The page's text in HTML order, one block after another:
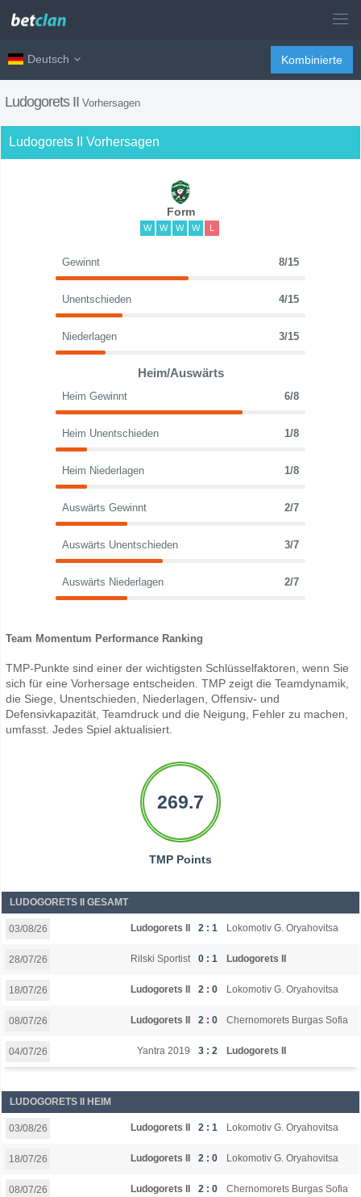
Deutsch Kombinierte
Ludogorets II Vorhersagen
Ludogorets II Vorhersagen
Form
W W W W L
Gewinnt 8/15
Unentschieden 4/15
Niederlagen 3/15
Heim/Auswärts
Heim Gewinnt 6/8
Heim Unentschieden 1/8
Heim Niederlagen 1/8
Auswärts Gewinnt 2/7
Auswärts Unentschieden 3/7
Auswärts Niederlagen 2/7
Team Momentum Performance Ranking
TMP-Punkte sind einer der wichtigsten Schlüsselfaktoren, wenn Sie
sich für eine Vorhersage entscheiden. TMP zeigt die Teamdynamik,
die Siege, Unentschieden, Niederlagen, Offensiv- und
Defensivkapazität, Teamdruck und die Neigung, Fehler zu machen,
umfasst. Jedes Spiel aktualisiert.
269.7
TMP Points
LUDOGORETS II GESAMT
03/08/26 Ludogorets II 2 : 1 Lokomotiv G. Oryahovitsa
28/07/26 Rilski Sportist 0 : 1 Ludogorets II
18/07/26 Ludogorets II 2 : 0 Lokomotiv G. Oryahovitsa
08/07/26 Ludogorets II 2 : 0 Chernomorets Burgas Sofia
04/07/26 Yantra 2019 3 : 2 Ludogorets II
LUDOGORETS II HEIM
03/08/26 Ludogorets II 2 : 1 Lokomotiv G. Oryahovitsa
18/07/26 Ludogorets II 2 : 0 Lokomotiv G. Oryahovitsa
08/07/26 Ludogorets II 2 : 0 Chernomorets Burgas Sofia